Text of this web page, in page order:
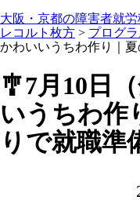
大阪・京都の障害者就
レコルト枚方 > プログ
かわいいうちわ作り｜
🎐7月10日
いうちわ作
りで就職準